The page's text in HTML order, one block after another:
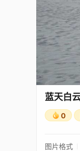
蓝天白
0
图片格式